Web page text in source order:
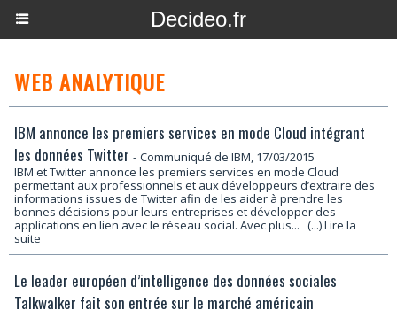
Decideo.fr
WEB ANALYTIQUE
IBM annonce les premiers services en mode Cloud intégrant
les données Twitter - Communiqué de IBM, 17/03/2015
IBM et Twitter annonce les premiers services en mode Cloud
permettant aux professionnels et aux développeurs d’extraire des
informations issues de Twitter afin de les aider à prendre les
bonnes décisions pour leurs entreprises et développer des
applications en lien avec le réseau social. Avec plus... (...) Lire la
suite
Le leader européen d’intelligence des données sociales
Talkwalker fait son entrée sur le marché américain -